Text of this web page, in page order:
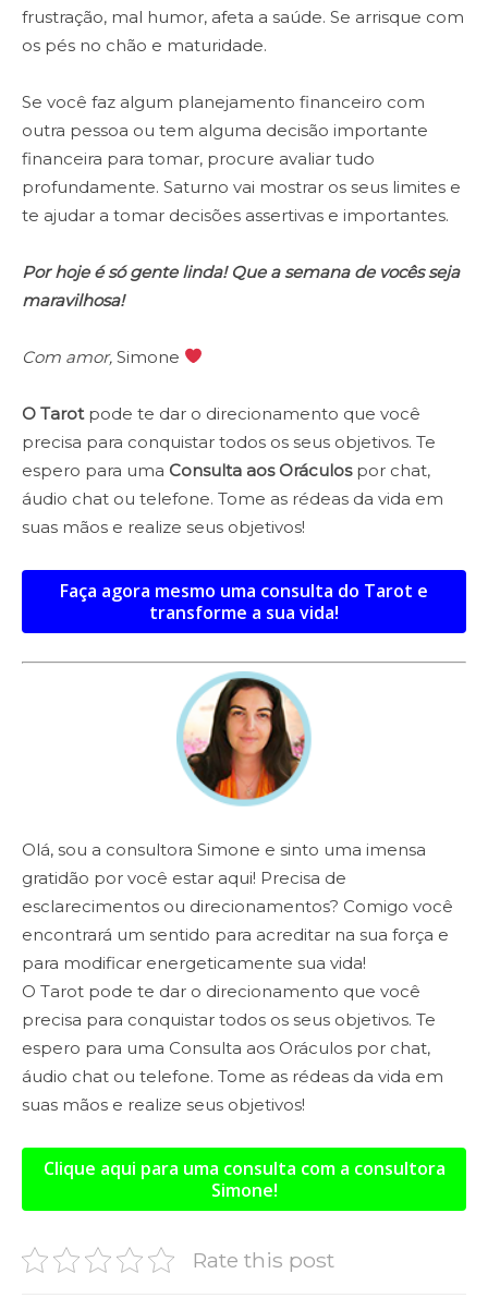
frustração, mal humor, afeta a saúde. Se arrisque com
os pés no chão e maturidade.
Se você faz algum planejamento financeiro com
outra pessoa ou tem alguma decisão importante
financeira para tomar, procure avaliar tudo
profundamente. Saturno vai mostrar os seus limites e
te ajudar a tomar decisões assertivas e importantes.
Por hoje é só gente linda! Que a semana de vocês seja
maravilhosa!
Com amor, Simone
O Tarotpode te dar o direcionamento que você
precisa para conquistar todos os seus objetivos. Te
espero para uma Consulta aos Oráculospor chat,
áudio chat ou telefone. Tome as rédeas da vida em
suas mãos e realize seus objetivos!
Faça agora mesmo uma consulta do Tarot e
transforme a sua vida!
Olá, sou a consultora Simone e sinto uma imensa
gratidão por você estar aqui! Precisa de
esclarecimentos ou direcionamentos? Comigo você
encontrará um sentido para acreditar na sua força e
para modificar energeticamente sua vida!
O Tarot pode te dar o direcionamento que você
precisa para conquistar todos os seus objetivos. Te
espero para uma Consulta aos Oráculos por chat,
áudio chat ou telefone. Tome as rédeas da vida em
suas mãos e realize seus objetivos!
Clique aqui para uma consulta com a consultora
Simone!
Rate this post